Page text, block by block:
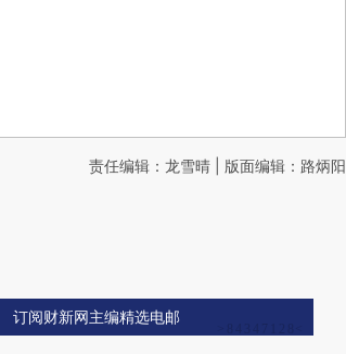
责任编辑：龙雪晴 | 版面编辑：路炳阳
订阅财新网主编精选电邮